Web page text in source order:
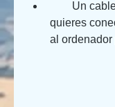
quieres
al ordenador